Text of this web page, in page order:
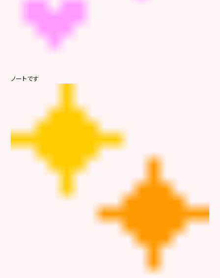
ノートです